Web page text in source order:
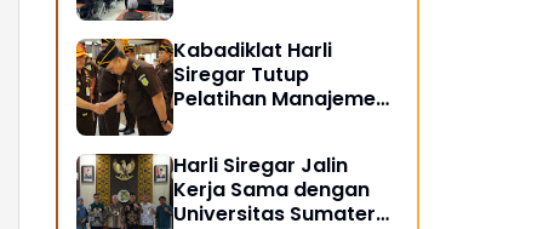
Penegakan Hukum
Kabadiklat Harli
Siregar Tutup
Pelatihan Manajemen
Jadi Agen Perubahan
di Seluruh Satker
Kejaksaan
Harli Siregar Jalin
Kerja Sama dengan
Universitas Sumatera